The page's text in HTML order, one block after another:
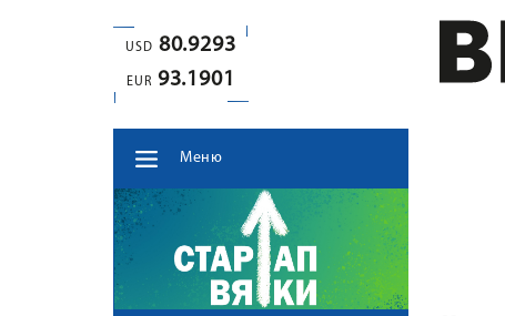
USD 80.9293
EUR 93.1901
Меню